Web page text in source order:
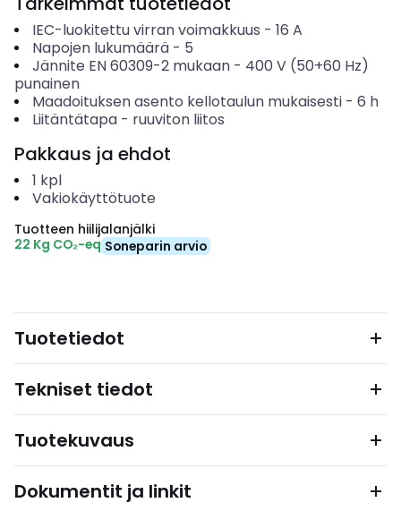
IEC-luokitettu virran voimakkuus - 16 A
Napojen lukumäärä- 5
Jännite EN 60309-2 mukaan- 400 V (50+60 Hz)
punainen
Maadoituksen asento kellotaulun mukaisesti- 6 h
Liitäntätapa- ruuviton liitos
Pakkaus ja ehdot
1 kpl
Vakiokäyttötuote
Tuotteen hiilijalanjälki
22 Kg CO₂-eq Soneparin arvio
Tuotetiedot
Tekniset tiedot
Tuotekuvaus
Dokumentit ja linkit